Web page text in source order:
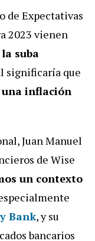
de Expectativas
2023 vienen
suba
significaría que
una inflación
Juan Manuel
de Wise
un contexto
Bank, y su
bancarios